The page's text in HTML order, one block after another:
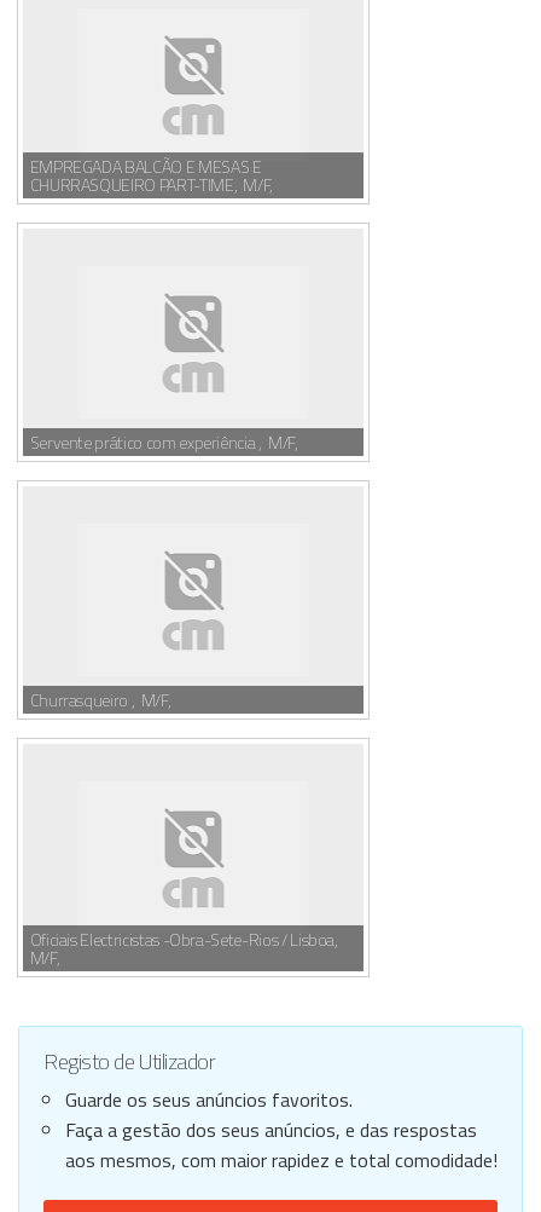
EMPREGADA BALCÃO E MESAS E
CHURRASQUEIRO PART-TIME, M/F,
Servente prático com experiência , M/F,
Churrasqueiro , M/F,
Oficiais Electricistas -Obra-Sete-Rios / Lisboa,
M/F,
Registo de Utilizador
Guarde os seus anúncios favoritos.
Faça a gestão dos seus anúncios, e das respostas
aos mesmos, com maior rapidez e total comodidade!